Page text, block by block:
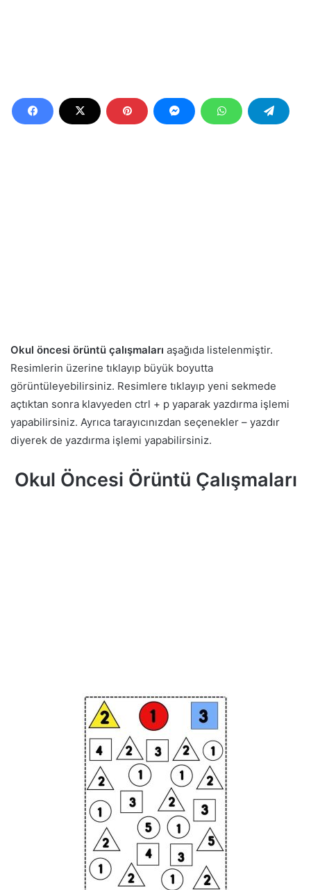
Okul öncesi örüntü çalışmaları aşağıda listelenmiştir.
Resimlerin üzerine tıklayıp büyük boyutta
görüntüleyebilirsiniz. Resimlere tıklayıp yeni sekmede
açtıktan sonra klavyeden ctrl + p yaparak yazdırma işlemi
yapabilirsiniz. Ayrıca tarayıcınızdan seçenekler – yazdır
diyerek de yazdırma işlemi yapabilirsiniz.
Okul Öncesi Örüntü Çalışmaları